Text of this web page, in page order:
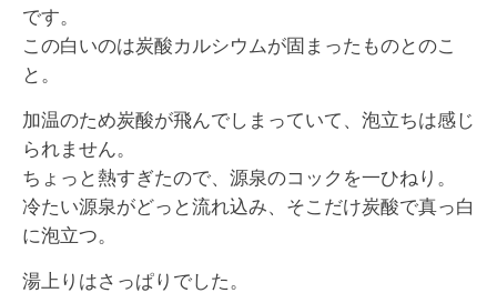
です。
この白いのは炭酸カルシウムが固まったものとのこ
と。
加温のため炭酸が飛んでしまっていて、泡立ちは感じ
られません。
ちょっと熱すぎたので、源泉のコックを一ひねり。
冷たい源泉がどっと流れ込み、そこだけ炭酸で真っ白
に泡立つ。
湯上りはさっぱりでした。